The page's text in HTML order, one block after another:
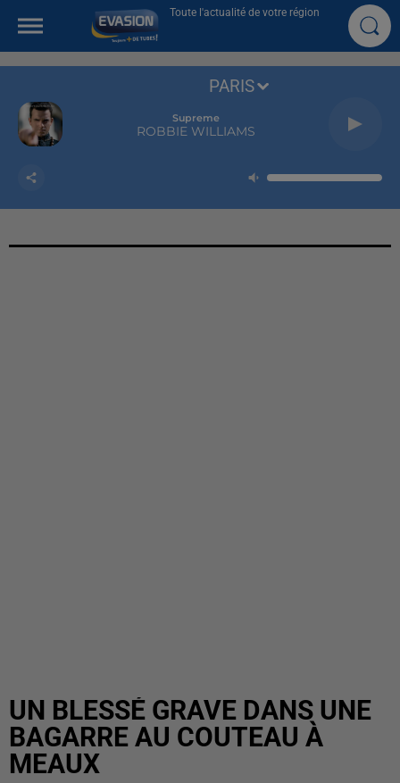
Toute l'actualité de votre région
Supreme
ROBBIE WILLIAMS
PARIS
UN BLESSÉ GRAVE DANS UNE
BAGARRE AU COUTEAU À
MEAUX